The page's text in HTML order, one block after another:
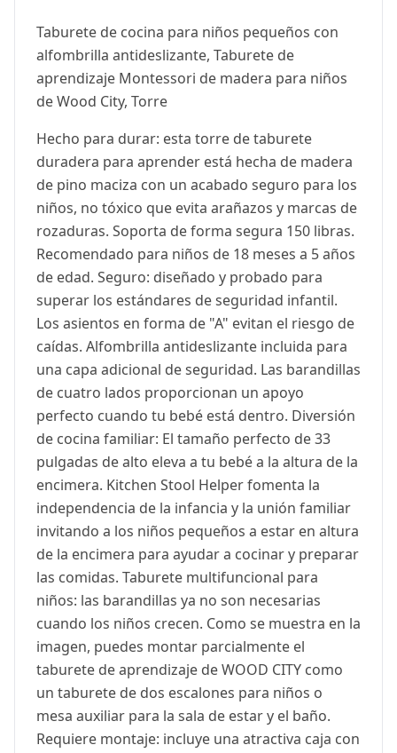
Taburete de cocina para niños pequeños con
alfombrilla antideslizante, Taburete de
aprendizaje Montessori de madera para niños
de Wood City, Torre
Hecho para durar: esta torre de taburete
duradera para aprender está hecha de madera
de pino maciza con un acabado seguro para los
niños, no tóxico que evita arañazos y marcas de
rozaduras. Soporta de forma segura 150 libras.
Recomendado para niños de 18 meses a 5 años
de edad. Seguro: diseñado y probado para
superar los estándares de seguridad infantil.
Los asientos en forma de "A" evitan el riesgo de
caídas. Alfombrilla antideslizante incluida para
una capa adicional de seguridad. Las barandillas
de cuatro lados proporcionan un apoyo
perfecto cuando tu bebé está dentro. Diversión
de cocina familiar: El tamaño perfecto de 33
pulgadas de alto eleva a tu bebé a la altura de la
encimera. Kitchen Stool Helper fomenta la
independencia de la infancia y la unión familiar
invitando a los niños pequeños a estar en altura
de la encimera para ayudar a cocinar y preparar
las comidas. Taburete multifuncional para
niños: las barandillas ya no son necesarias
cuando los niños crecen. Como se muestra en la
imagen, puedes montar parcialmente el
taburete de aprendizaje de WOOD CITY como
un taburete de dos escalones para niños o
mesa auxiliar para la sala de estar y el baño.
Requiere montaje: incluye una atractiva caja con